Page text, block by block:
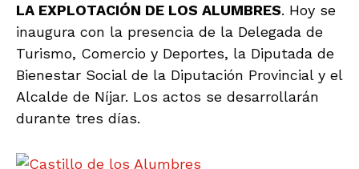
LA EXPLOTACIÓN DE LOS ALUMBRES. Hoy se
inaugura con la presencia de la Delegada de
Turismo, Comercio y Deportes, la Diputada de
Bienestar Social de la Diputación Provincial y el
Alcalde de Níjar. Los actos se desarrollarán
durante tres días.